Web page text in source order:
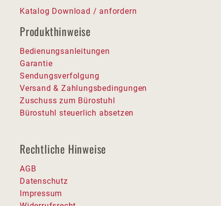
Katalog Download / anfordern
Produkthinweise
Bedienungsanleitungen
Garantie
Sendungsverfolgung
Versand & Zahlungsbedingungen
Zuschuss zum Bürostuhl
Bürostuhl steuerlich absetzen
Rechtliche Hinweise
AGB
Datenschutz
Impressum